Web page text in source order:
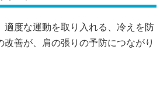
適度な運動を取り入れる、冷えを防
改善が、肩の張りの予防につながり